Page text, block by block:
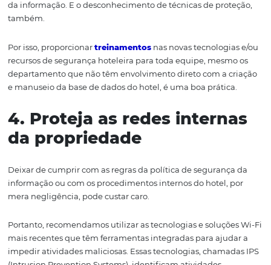
1. Informe
qualquer movimentação
informações
público a par de todas as movimentaçõesreferentes aos
dados. Transações com o compartilhamento desses
acontecer.
2. Estabeleçaum
procedimento padrão
coleta de dados